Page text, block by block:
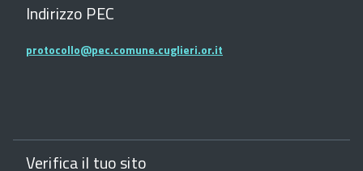
Indirizzo PEC
protocollo@pec.comune.cuglieri.or.it
Verifica il tuo sito